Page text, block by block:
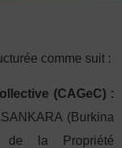
comme suit :
(CAGeC) :
(Burkina
de la Propriété